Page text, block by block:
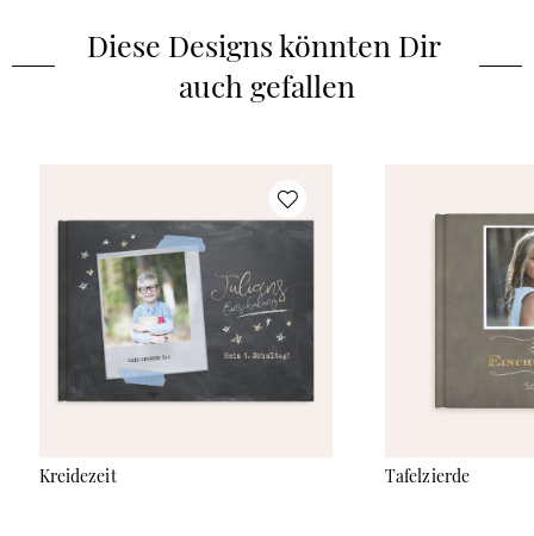
die Ewigkeit festzuhalten.
Diese Designs könnten Dir
auch gefallen
Kreidezeit Tafelzierde